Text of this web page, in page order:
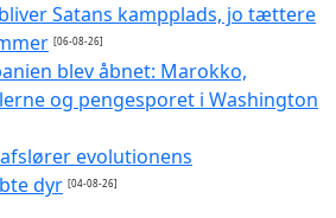
Satans kampplads, jo tættere
[06-08-26]
blev åbnet: Marokko,
og pengesporet i Washington
evolutionens
dyr [04-08-26]